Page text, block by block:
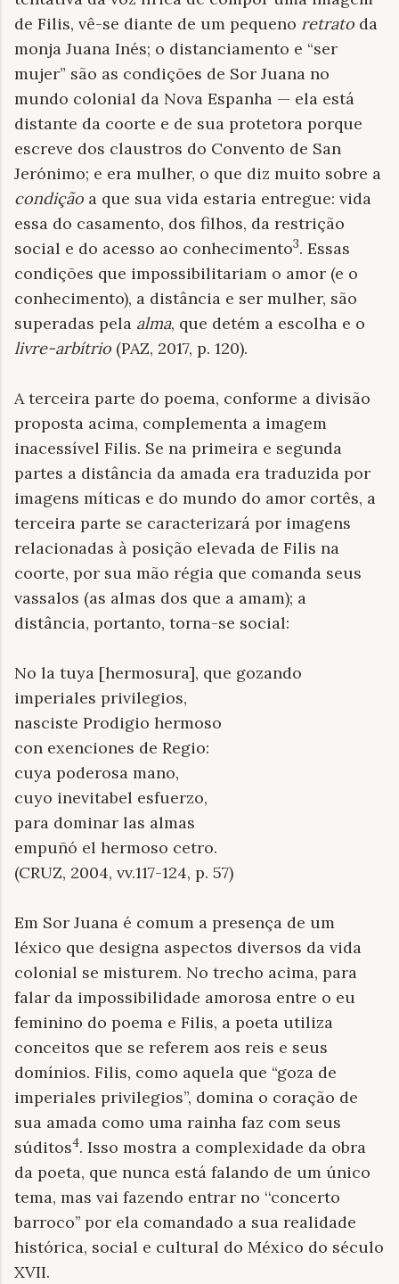
de Filis, vê-se diante de um pequeno retrato da
monja Juana Inés; o distanciamento e “ser
mujer” são as condições de Sor Juana no
mundo colonial da Nova Espanha — ela está
distante da coorte e de sua protetora porque
escreve dos claustros do Convento de San
Jerónimo; e era mulher, o que diz muito sobre a
condição a que sua vida estaria entregue: vida
essa do casamento, dos filhos, da restrição
social e do acesso ao conhecimento3. Essas
condições que impossibilitariam o amor (e o
conhecimento), a distância e ser mulher, são
superadas pela alma, que detém a escolha e o
livre-arbítrio (PAZ, 2017, p. 120).
A terceira parte do poema, conforme a divisão
proposta acima, complementa a imagem
inacessível Filis. Se na primeira e segunda
partes a distância da amada era traduzida por
imagens míticas e do mundo do amor cortês, a
terceira parte se caracterizará por imagens
relacionadas à posição elevada de Filis na
coorte, por sua mão régia que comanda seus
vassalos (as almas dos que a amam); a
distância, portanto, torna-se social:
No la tuya [hermosura], que gozando
imperiales privilegios,
nasciste Prodigio hermoso
con exenciones de Regio:
cuya poderosa mano,
cuyo inevitabel esfuerzo,
para dominar las almas
empuñó el hermoso cetro.
(CRUZ, 2004, vv.117-124, p. 57)
Em Sor Juana é comum a presença de um
léxico que designa aspectos diversos da vida
colonial se misturem. No trecho acima, para
falar da impossibilidade amorosa entre o eu
feminino do poema e Filis, a poeta utiliza
conceitos que se referem aos reis e seus
domínios. Filis, como aquela que “goza de
imperiales privilegios”, domina o coração de
sua amada como uma rainha faz com seus
súditos4. Isso mostra a complexidade da obra
da poeta, que nunca está falando de um único
tema, mas vai fazendo entrar no ‘‘concerto
barroco’’ por ela comandado a sua realidade
histórica, social e cultural do México do século
XVII.